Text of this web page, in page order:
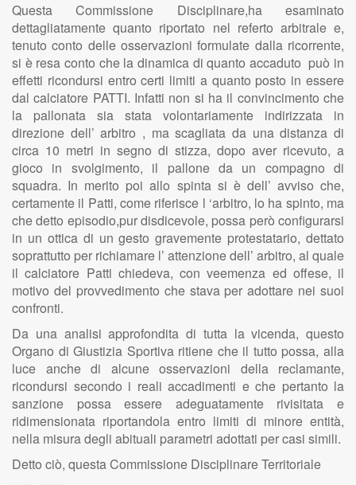
Questa Commissione Disciplinare,ha esaminato
dettagliatamente quanto riportato nel referto arbitrale e,
tenuto conto delle osservazioni formulate dalla ricorrente,
si è resa conto che la dinamica di quanto accaduto può in
effetti ricondursi entro certi limiti a quanto posto in essere
dal calciatore PATTI. Infatti non si ha il convincimento che
la pallonata sia stata volontariamente indirizzata in
direzione dell’ arbitro , ma scagliata da una distanza di
circa 10 metri in segno di stizza, dopo aver ricevuto, a
gioco in svolgimento, il pallone da un compagno di
squadra. In merito poi allo spinta si è dell’ avviso che,
certamente il Patti, come riferisce l ‘arbitro, lo ha spinto, ma
che detto episodio,pur disdicevole, possa però configurarsi
in un ottica di un gesto gravemente protestatario, dettato
soprattutto per richiamare l’ attenzione dell’ arbitro, al quale
il calciatore Patti chiedeva, con veemenza ed offese, il
motivo del provvedimento che stava per adottare nei suoi
confronti.
Da una analisi approfondita di tutta la vicenda, questo
Organo di Giustizia Sportiva ritiene che il tutto possa, alla
luce anche di alcune osservazioni della reclamante,
ricondursi secondo i reali accadimenti e che pertanto la
sanzione possa essere adeguatamente rivisitata e
ridimensionata riportandola entro limiti di minore entità,
nella misura degli abituali parametri adottati per casi simili.
Detto ciò, questa Commissione Disciplinare Territoriale